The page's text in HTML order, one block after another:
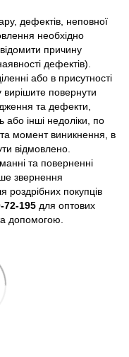
дефектів, неповної
необхідно
причину
дефектів).
або в присутності
вирішите повернути
та дефекти,
або інші недоліки, по
момент виникнення, в
відмовлено.
та поверненні
звернення
роздрібних покупців
72-195 для оптових
допомогою.